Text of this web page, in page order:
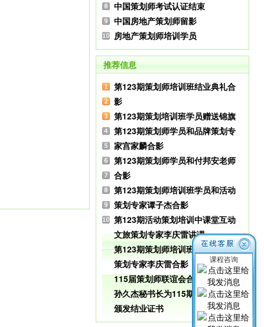
中国策划师考试认证结束
中国房地产策划师留影
房地产策划师培训学员
推荐信息
第123期策划师培训班结业典礼合
影
第123期策划培训班学员赠送锦旗
第123期策划师学员和品牌策划专
家宫家麟合影
第123期策划师学员和付邦安老师
合影
第123期策划师培训班学员和活动
策划专家谭子杰合影
第123期活动策划培训中课堂互动
文旅策划专家李庆雷讲课
第123期策划师培训班学员和旅游
策划专家李庆雷合影
115届策划师联谊会合影
孙久杰秘书长为115期策划师学员
颁发结业证书
课程咨询